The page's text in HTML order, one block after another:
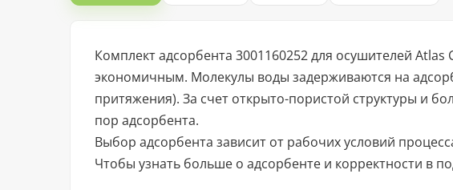
Комплект адсорбента 3001160252 для осушителей
экономичным. Молекулы воды задерживаются на
притяжения). За счет открыто-пористой структуры и
пор адсорбента.
Выбор адсорбента зависит от рабочих условий
Чтобы узнать больше о адсорбенте и корректности в